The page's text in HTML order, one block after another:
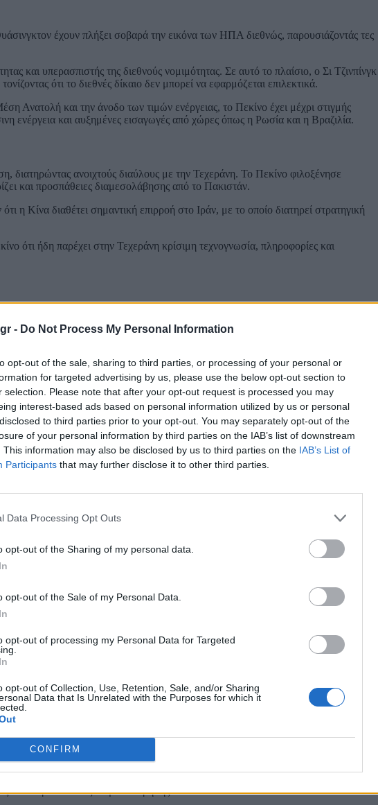
- Do Not Process My Personal Information
opt-out of the sale, sharing to third parties, or processing of your personal or
for targeted advertising by us, please use the below opt-out section to
selection. Please note that after your opt-out request is processed you may
interest-based ads based on personal information utilized by us or personal
to third parties prior to your opt-out. You may separately opt-out of the
of your personal information by third parties on the IAB’s list of downstream
This information may also be disclosed by us to third parties on the IAB’s List of
Participants that may further disclose it to other third parties.
Data Processing Opt Outs
opt-out of the Sharing of my personal data.
opt-out of the Sale of my Personal Data.
opt-out of processing my Personal Data for Targeted
opt-out of Collection, Use, Retention, Sale, and/or Sharing
Data that Is Unrelated with the Purposes for which it
CONFIRM
έχουν πλήξει σοβαρά την εικόνα των ΗΠΑ διεθνώς, παρουσιάζοντάς τες
και υπερασπιστής της διεθνούς νομιμότητας. Σε αυτό το πλαίσιο, ο Σι Τζινπίνγκ
ότι το διεθνές δίκαιο δεν μπορεί να εφαρμόζεται επιλεκτικά.
Ανατολή και την άνοδο των τιμών ενέργειας, το Πεκίνο έχει μέχρι στιγμής
ενέργεια και αυξημένες εισαγωγές από χώρες όπως η Ρωσία και η Βραζιλία.
διατηρώντας ανοιχτούς διαύλους με την Τεχεράνη. Το Πεκίνο φιλοξένησε
και προσπάθειες διαμεσολάβησης από το Πακιστάν.
η Κίνα διαθέτει σημαντική επιρροή στο Ιράν, με το οποίο διατηρεί στρατηγική
ότι ήδη παρέχει στην Τεχεράνη κρίσιμη τεχνογνωσία, πληροφορίες και
προτεραιότητα και προσωπικό πολιτικό στοίχημα. Αμερικανοί αναλυτές
χρόνο να αποκτήσει πλήρη επιχειρησιακή δυνατότητα για μια πιθανή
της δυνατότητες παραμένουν σαφώς υποδεέστερες από εκείνες της Κίνας.
Μαΐου για κρίσιμη σύνοδο κορυφής με τον Σι Τζινπίνγκ, σε μια συγκυρία όπου η
μέτωπα και η Κίνα μοιάζει να διαθέτει αυξημένη γεωπολιτική επιρροή.
στη συνάντηση αναζητώντας επειγόντως μια διπλωματική επιτυχία που θα
που αντιμετώπισε σε Ουκρανία, Γάζα, Ιράν και Λίβανο.
χωρίς σταθερή στρατηγική, δημιουργώντας διαδοχικές διεθνείς κρίσεις και
Ο Τραμπ επιδιώκει από τον Σι διαβεβαιώσεις ότι το Πεκίνο δεν θα ενισχύσει
για τη διατήρηση της ομαλής ναυσιπλοΐας στα Στενά του Ορμούζ, που
ασφάλεια.
το Πεκίνο ενδέχεται να ζητήσει ανταλλάγματα, με πιθανότερο τη χαλάρωση της
έχουν πλήξει σοβαρά την εικόνα των ΗΠΑ διεθνώς, παρουσιάζοντάς τες
και υπερασπιστής της διεθνούς νομιμότητας. Σε αυτό το πλαίσιο, ο Σι Τζινπίνγκ
ότι το διεθνές δίκαιο δεν μπορεί να εφαρμόζεται επιλεκτικά.
Ανατολή και την άνοδο των τιμών ενέργειας, το Πεκίνο έχει μέχρι στιγμής
ενέργεια και αυξημένες εισαγωγές από χώρες όπως η Ρωσία και η Βραζιλία.
διατηρώντας ανοιχτούς διαύλους με την Τεχεράνη. Το Πεκίνο φιλοξένησε
και προσπάθειες διαμεσολάβησης από το Πακιστάν.